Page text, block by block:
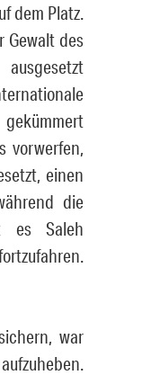
dem Platz.
Gewalt des
vorwerfen,
einen
die
es Saleh
war